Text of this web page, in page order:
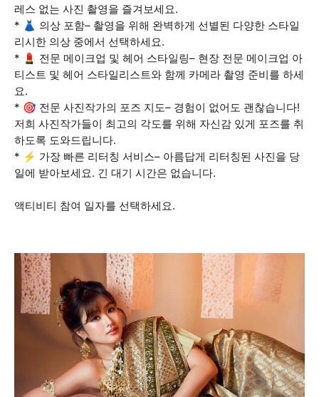
레스 없는 사진 촬영을 즐겨보세요.
* 👗 의상 포함– 촬영을 위해 완벽하게 선별된 다양한 스타일
리시한 의상 중에서 선택하세요.
* 💄 전문 메이크업 및 헤어 스타일링– 현장 전문 메이크업 아
티스트 및 헤어 스타일리스트와 함께 카메라 촬영 준비를 하세
요.
* 🎯 전문 사진작가의 포즈 지도– 경험이 없어도 괜찮습니다!
저희 사진작가들이 최고의 각도를 위해 자신감 있게 포즈를 취
하도록 도와드립니다.
* ⚡ 가장 빠른 리터칭 서비스– 아름답게 리터칭된 사진을 당
일에 받아보세요. 긴 대기 시간은 없습니다.
액티비티 참여 일자를 선택하세요.